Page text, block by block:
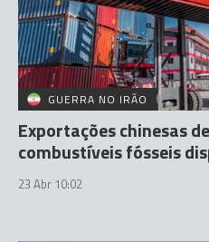
GUERRA NO IRÃO
Exportações chinesas
combustíveis fósseis
23 Abr 10:02